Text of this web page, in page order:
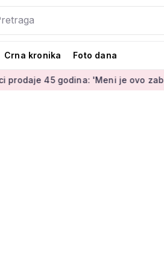
Crna kronika Foto dana
'Meni je ovo zabava i terapija'